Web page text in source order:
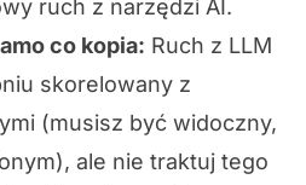
ruch z narzędzi AI.
co kopia: Ruch z LLM
skorelowany z
(musisz być widoczny,
ale nie traktuj tego